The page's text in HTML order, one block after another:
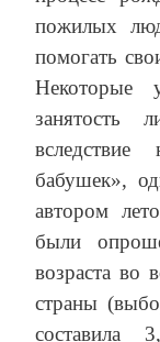
пожилых
помогать
Некоторые
занятость
вследствие
бабушек»,
автором
были
возраста во
страны
составила